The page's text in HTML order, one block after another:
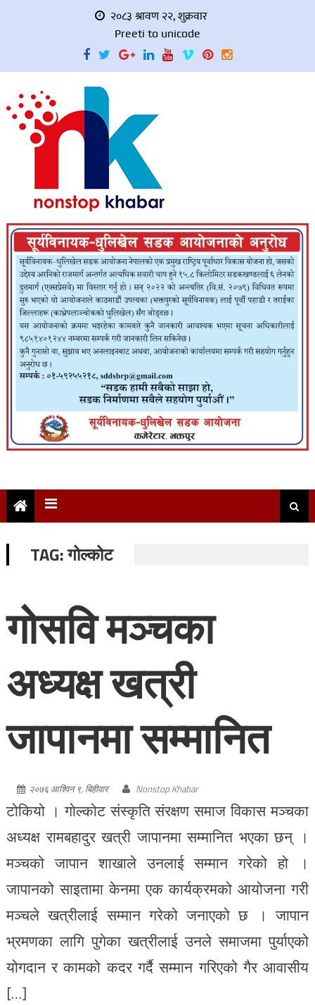
२०८३ श्रावण २२, शुक्रवार
Preeti to unicode
TAG:गोल्कोट
गोसवि मञ्चका
अध्यक्ष खत्री
जापानमा सम्मानित
२०७६ आश्विन ९, बिहीवार Nonstop Khabar
टोकियो । गोल्कोट संस्कृति संरक्षण समाज विकास मञ्चका
अध्यक्ष रामबहादुर खत्री जापानमा सम्मानित भएका छन् ।
मञ्चको जापान शाखाले उनलाई सम्मान गरेको हो ।
जापानको साइतामा केनमा एक कार्यक्रमको आयोजना गरी
मञ्चले खत्रीलाई सम्मान गरेको जनाएको छ । जापान
भ्रमणका लागि पुगेका खत्रीलाई उनले समाजमा पुर्याएको
योगदान र कामको कदर गर्दै सम्मान गरिएको गैर आवासीय
[…]